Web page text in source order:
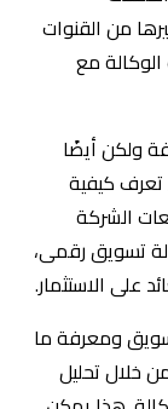
الاستثمار.
ومعرفة ما
خلال تحليل
هذا يمكن
وتحسين
تعتبر التكلفة
بوكالة التزام